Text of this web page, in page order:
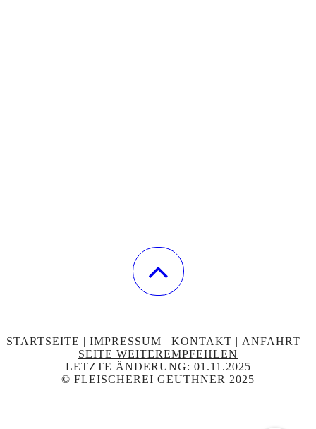
STARTSEITE | IMPRESSUM | KONTAKT | ANFAHRT |
SEITE WEITEREMPFEHLEN
LETZTE ÄNDERUNG: 01.11.2025
© FLEISCHEREI GEUTHNER 2025